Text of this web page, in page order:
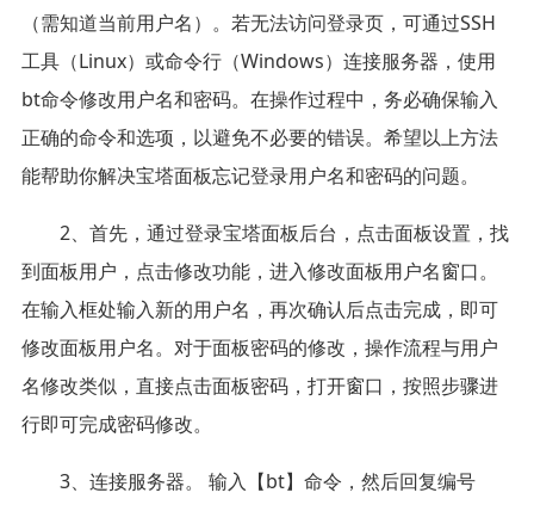
（需知道当前用户名）。若无法访问登录页，可通过SSH
工具（Linux）或命令行（Windows）连接服务器，使用
bt命令修改用户名和密码。在操作过程中，务必确保输入
正确的命令和选项，以避免不必要的错误。希望以上方法
能帮助你解决宝塔面板忘记登录用户名和密码的问题。
2、首先，通过登录宝塔面板后台，点击面板设置，找
到面板用户，点击修改功能，进入修改面板用户名窗口。
在输入框处输入新的用户名，再次确认后点击完成，即可
修改面板用户名。对于面板密码的修改，操作流程与用户
名修改类似，直接点击面板密码，打开窗口，按照步骤进
行即可完成密码修改。
3、连接服务器。 输入【bt】命令，然后回复编号